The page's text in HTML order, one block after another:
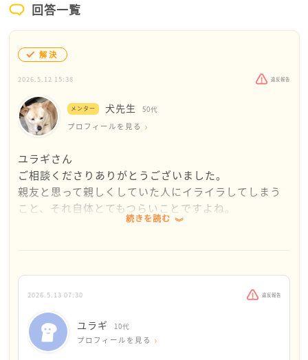
回答一覧
解決
2026.5.12 15:38 違反報告
メンター 犬先生 50代
プロフィールを見る
ユラギさん
ご相談くださりありがとうございました。
親友と思って親しくしていた人にイライラしてしまう
こと、それ自体とてもつらいことですよね。
しかも、ユラギさんがお友達の部活の悩みを救ってあ
今のような気持ちが続くことは、ユラギさんにとっ
て、そしてお友達にとっても良くないかな、、と思い
ユラギさんご自身は、このまま、または話し合うとい
う選択肢をお持ちですね。話し合うことは前向きで良
続きを読む
2026.5.13 07:30 違反報告
ユラギ 10代
プロフィールを見る